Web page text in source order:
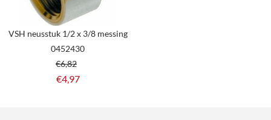
VSH neusstuk 1/2 x 3/8 messing
0452430
€6,82
€4,97